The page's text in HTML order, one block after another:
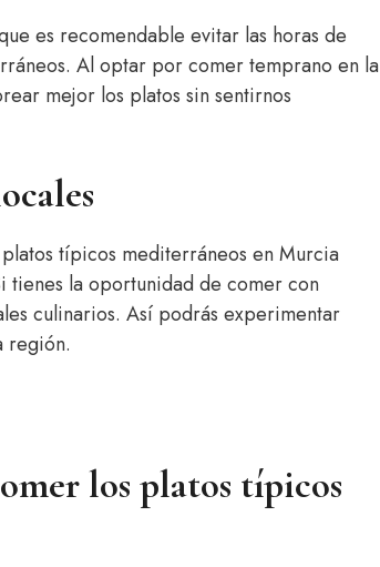
es recomendable evitar las horas de
Al optar por comer temprano en la
mejor los platos sin sentirnos
típicos mediterráneos en Murcia
tienes la oportunidad de comer con
culinarios. Así podrás experimentar
región.
los platos típicos